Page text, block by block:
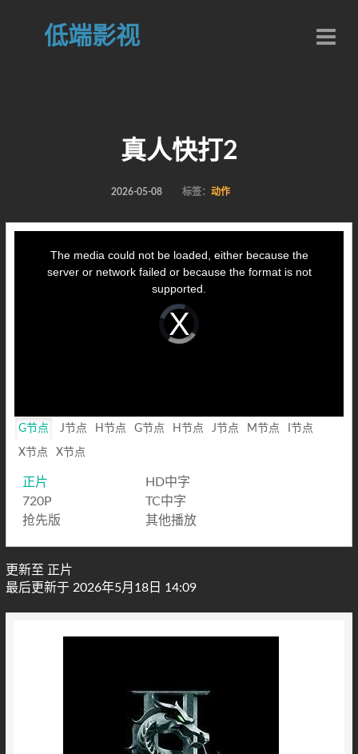
低端影视
真人快打2
2026-05-08 标签： 动作
Video
Player
loading.
The media could not be loaded, either because the
server or network failed or because the format is not
supported.
G节点 J节点 H节点 G节点 H节点 J节点 M节点 I节点
X节点 X节点
正片
HD中字
720P
TC中字
抢先版
其他播放
更新至 正片
最后更新于 2026年5月18日 14:09